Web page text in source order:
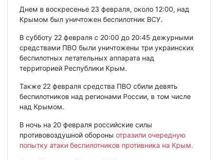
Днем в воскресенье 23 февраля, около 12:00, над
Крымом был уничтожен беспилотник ВСУ.
В субботу 22 февраля с 20:00 до 20:45 дежурными
средствами ПВО были уничтожены три украинских
беспилотных летательных аппарата над
территорией Республики Крым.
Также 22 февраля средства ПВО сбили девять
беспилотников над регионами России, в том числе
над Крымом.
В ночь на 20 февраля российские силы
противовоздушной обороны отразили очередную
попытку атаки беспилотников противника на Крым.